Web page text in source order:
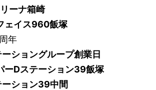
ーナ箱崎
イス960飯塚
年
ショングループ創業日
Dステーション39飯塚
ション39中間